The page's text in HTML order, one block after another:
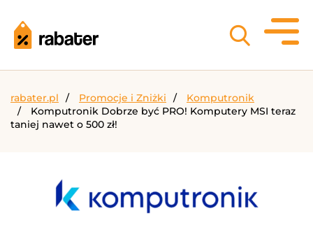
rabater.pl Promocje i Zniżki
Komputronik
Komputronik Dobrze być PRO! Komputery MSI teraz
taniej nawet o 500 zł!